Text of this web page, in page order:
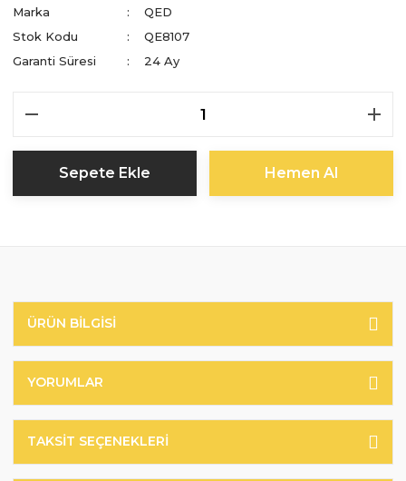
Marka
QED
Stok Kodu
QE8107
Garanti Süresi
24 Ay
Sepete Ekle Hemen Al
ÜRÜN BILGISI
YORUMLAR
TAKSIT SEÇENEKLERI